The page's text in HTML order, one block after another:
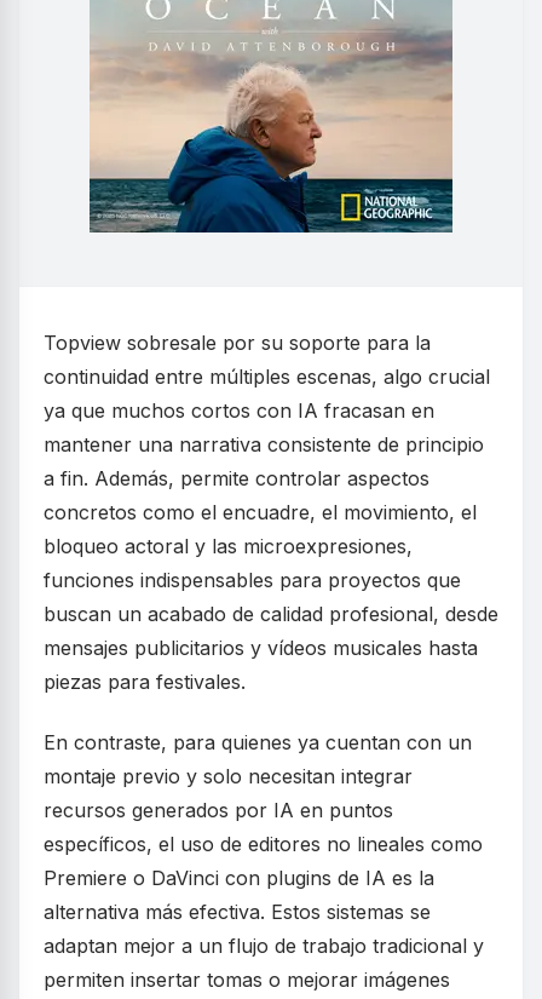
Topview sobresale por su soporte para la
continuidad entre múltiples escenas, algo crucial
ya que muchos cortos con IA fracasan en
mantener una narrativa consistente de principio
a fin. Además, permite controlar aspectos
concretos como el encuadre, el movimiento, el
bloqueo actoral y las microexpresiones,
funciones indispensables para proyectos que
buscan un acabado de calidad profesional, desde
mensajes publicitarios y vídeos musicales hasta
piezas para festivales.
En contraste, para quienes ya cuentan con un
montaje previo y solo necesitan integrar
recursos generados por IA en puntos
específicos, el uso de editores no lineales como
Premiere o DaVinci con plugins de IA es la
alternativa más efectiva. Estos sistemas se
adaptan mejor a un flujo de trabajo tradicional y
permiten insertar tomas o mejorar imágenes